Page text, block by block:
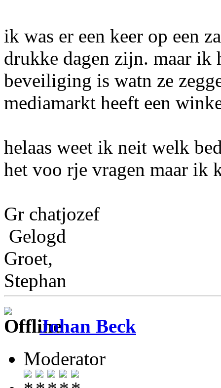
ik was er een keer op een
drukke dagen zijn. maar
beveiliging is watn ze
mediamarkt heeft een
helaas weet ik neit welk
het voo rje vragen maar ik
Gr chatjozef
Gelogd
Groet,
Stephan
Johan Beck
Moderator